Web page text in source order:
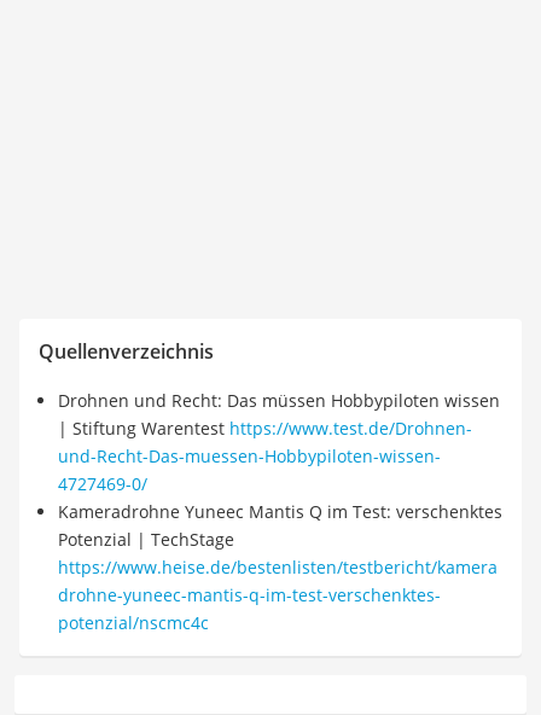
Quellenverzeichnis
Drohnen und Recht: Das müssen Hobbypiloten wissen
| Stiftung Warentest https://www.test.de/Drohnen-
und-Recht-Das-muessen-Hobbypiloten-wissen-
4727469-0/
Kameradrohne Yuneec Mantis Q im Test: verschenktes
Potenzial | TechStage
https://www.heise.de/bestenlisten/testbericht/kamera
drohne-yuneec-mantis-q-im-test-verschenktes-
potenzial/nscmc4c